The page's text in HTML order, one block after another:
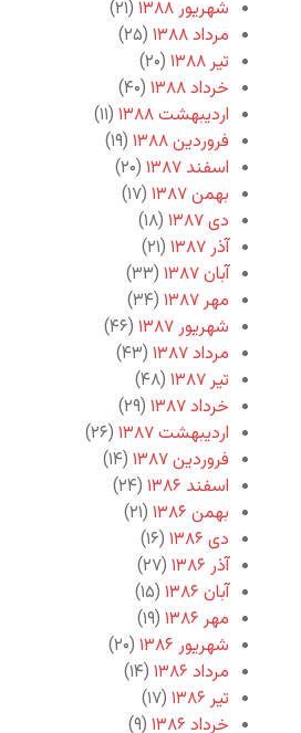
شهریور ۱۳۸۸
(۲۱)
مرداد ۱۳۸۸
(۲۵)
تیر ۱۳۸۸
(۲۰)
خرداد ۱۳۸۸
(۴۰)
اردیبهشت ۱۳۸۸
(۱۱)
فروردین ۱۳۸۸
(۱۹)
اسفند ۱۳۸۷
(۲۰)
بهمن ۱۳۸۷
(۱۷)
دی ۱۳۸۷
(۱۸)
آذر ۱۳۸۷
(۲۱)
آبان ۱۳۸۷
(۳۳)
مهر ۱۳۸۷
(۳۴)
شهریور ۱۳۸۷
(۴۶)
مرداد ۱۳۸۷
(۴۳)
تیر ۱۳۸۷
(۴۸)
خرداد ۱۳۸۷
(۲۹)
اردیبهشت ۱۳۸۷
(۲۶)
فروردین ۱۳۸۷
(۱۴)
اسفند ۱۳۸۶
(۲۴)
بهمن ۱۳۸۶
(۲۱)
دی ۱۳۸۶
(۱۶)
آذر ۱۳۸۶
(۲۷)
آبان ۱۳۸۶
(۱۵)
مهر ۱۳۸۶
(۱۹)
شهریور ۱۳۸۶
(۲۰)
مرداد ۱۳۸۶
(۱۴)
تیر ۱۳۸۶
(۱۷)
خرداد ۱۳۸۶
(۹)